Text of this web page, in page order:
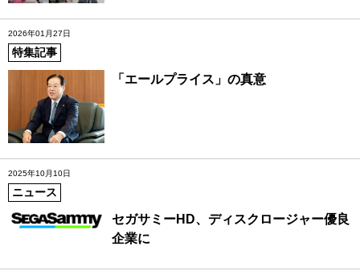
2026年01月27日
特集記事
「エールプライス」の真意
2025年10月10日
ニュース
セガサミーHD、ディスクロージャー優良
企業に